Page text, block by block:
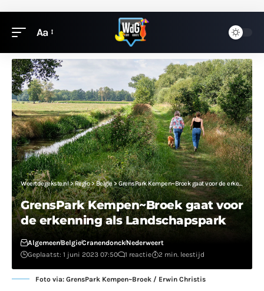
Aa
Weertdegekste.nl>Regio>Belgie>GrensPark Kempen~Broek gaat voor de erkenning als Landschapspark
GrensPark Kempen~Broek gaat voor
de erkenning als Landschapspark
AlgemeenBelgieCranendonckNederweert
Geplaatst: 1 juni 2023 07:50
1 reactie 2 min. leestijd
Foto via: GrensPark Kempen~Broek / Erwin Christis